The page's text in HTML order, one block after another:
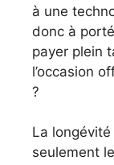
à une
donc à
payer plein
l’occasion
?
La longévité
seulement